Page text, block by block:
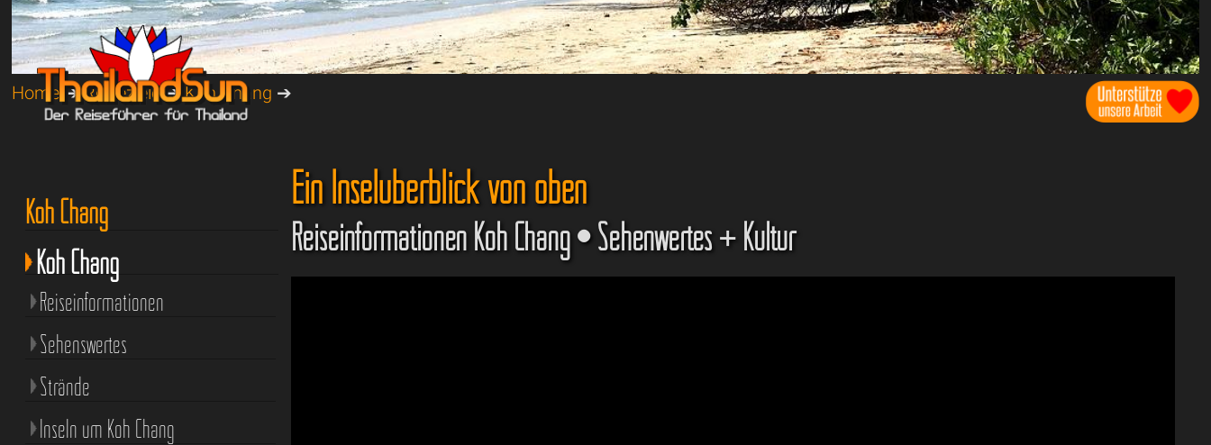
Home➔Reiseziele➔Koh Chang ➔
Ein Inselüberblick von oben
Reiseinformationen Koh Chang • Sehenwertes + Kultur
Koh Chang
Koh Chang
Reiseinformationen
Sehenswertes
Strände
Inseln um Koh Chang